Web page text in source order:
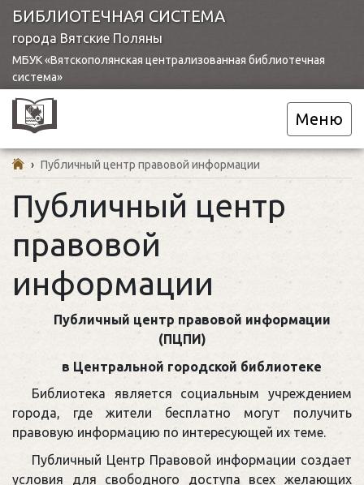
БИБЛИОТЕЧНАЯ СИСТЕМА
города Вятские Поляны
МБУК «Вятскополянская централизованная библиотечная
система»
Меню
› Публичный центр правовой информации
Публичный центр
правовой
информации
Публичный центр правовой информации
(ПЦПИ)
в Центральной городской библиотеке
Библиотека является социальным учреждением
города, где жители бесплатно могут получить
правовую информацию по интересующей их теме.
Публичный Центр Правовой информации создает
условия для свободного доступа всех желающих